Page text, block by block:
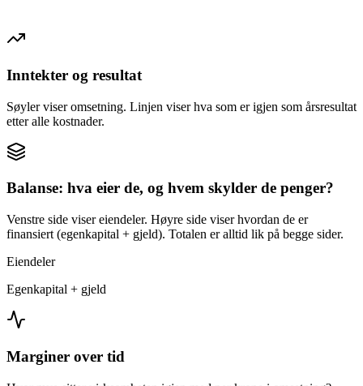
Inntekter og resultat
Søyler viser omsetning. Linjen viser hva som er igjen som årsresultat
etter alle kostnader.
Balanse: hva eier de, og hvem skylder de penger?
Venstre side viser eiendeler. Høyre side viser hvordan de er
finansiert (egenkapital + gjeld). Totalen er alltid lik på begge sider.
Eiendeler
Egenkapital + gjeld
Marginer over tid